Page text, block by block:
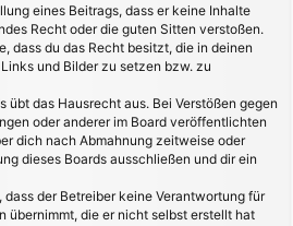
eines Beitrags, dass er keine Inhalte
Recht oder die guten Sitten verstoßen.
dass du das Recht besitzt, die in deinen
und Bilder zu setzen bzw. zu
übt das Hausrecht aus. Bei Verstößen gegen
oder anderer im Board veröffentlichten
dich nach Abmahnung zeitweise oder
dieses Boards ausschließen und dir ein
dass der Betreiber keine Verantwortung für
übernimmt, die er nicht selbst erstellt hat